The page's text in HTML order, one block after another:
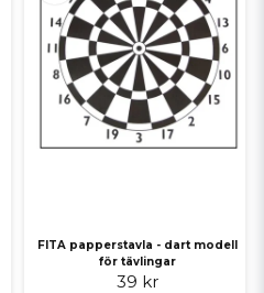
FITA papperstavla - dart modell
för tävlingar
39 kr